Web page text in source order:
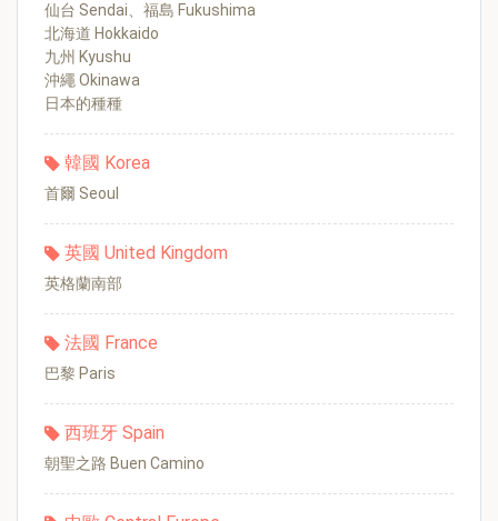
仙台 Sendai、福島 Fukushima
北海道 Hokkaido
九州 Kyushu
沖繩 Okinawa
日本的種種
韓國 Korea
首爾 Seoul
英國 United Kingdom
英格蘭南部
法國 France
巴黎 Paris
西班牙 Spain
朝聖之路 Buen Camino